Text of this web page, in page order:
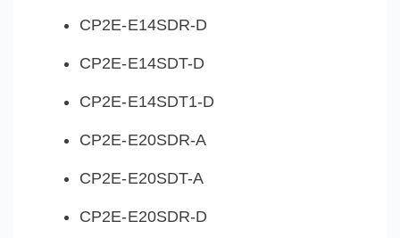
CP2E-E14SDR-D
CP2E-E14SDT-D
CP2E-E14SDT1-D
CP2E-E20SDR-A
CP2E-E20SDT-A
CP2E-E20SDR-D